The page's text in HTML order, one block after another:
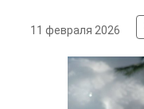
11 февраля 2026